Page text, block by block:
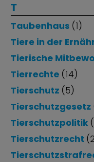
T
Taubenhaus (1)
Tiere in der
Tierische
Tierrechte (14)
Tierschutz (5)
Tierschutzgesetz
Tierschutzpolitik
Tierschutzrecht